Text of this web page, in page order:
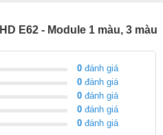
E62 - Module 1 màu, 3 màu
0 đánh giá
0 đánh giá
0 đánh giá
0 đánh giá
0 đánh giá